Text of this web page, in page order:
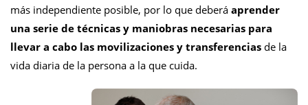
más independiente posible, por lo que deberá aprender
una serie de técnicas y maniobras necesarias para
llevar a cabo las movilizaciones y transferencias de la
vida diaria de la persona a la que cuida.